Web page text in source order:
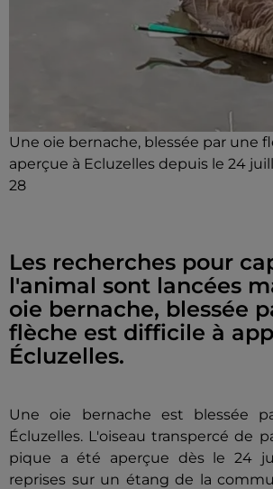
Une oie bernache, blessée par une
aperçue à Ecluzelles depuis le 24
28
Les recherches pour
l'animal sont lancées
oie bernache, blessée
flèche est difficile à
Écluzelles.
Une oie bernache est blessée
Écluzelles. L'oiseau transpercé de
pique a été aperçue dès le 24
reprises sur un étang de la